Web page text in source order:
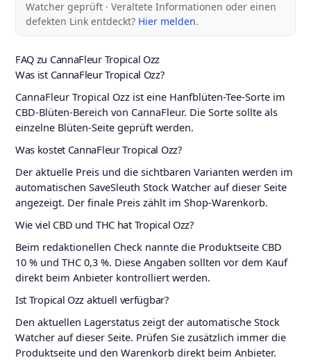
Watcher geprüft · Veraltete Informationen oder einen
defekten Link entdeckt? Hier melden.
FAQ zu CannaFleur Tropical Ozz
Was ist CannaFleur Tropical Ozz?
CannaFleur Tropical Ozz ist eine Hanfblüten-Tee-Sorte im
CBD-Blüten-Bereich von CannaFleur. Die Sorte sollte als
einzelne Blüten-Seite geprüft werden.
Was kostet CannaFleur Tropical Ozz?
Der aktuelle Preis und die sichtbaren Varianten werden im
automatischen SaveSleuth Stock Watcher auf dieser Seite
angezeigt. Der finale Preis zählt im Shop-Warenkorb.
Wie viel CBD und THC hat Tropical Ozz?
Beim redaktionellen Check nannte die Produktseite CBD
10 % und THC 0,3 %. Diese Angaben sollten vor dem Kauf
direkt beim Anbieter kontrolliert werden.
Ist Tropical Ozz aktuell verfügbar?
Den aktuellen Lagerstatus zeigt der automatische Stock
Watcher auf dieser Seite. Prüfen Sie zusätzlich immer die
Produktseite und den Warenkorb direkt beim Anbieter.